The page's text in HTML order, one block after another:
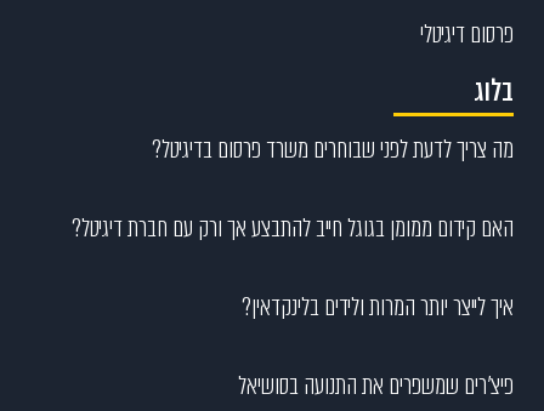
פרסום דיגיטלי
בלוג
מה צריך לדעת לפני שבוחרים משרד פרסום בדיגיטל?
האם קידום ממומן בגוגל חייב להתבצע אך ורק עם חברת דיגיטל?
איך לייצר יותר המרות ולידים בלינקדאין?
פיצ’רים שמשפרים את התנועה בסושיאל